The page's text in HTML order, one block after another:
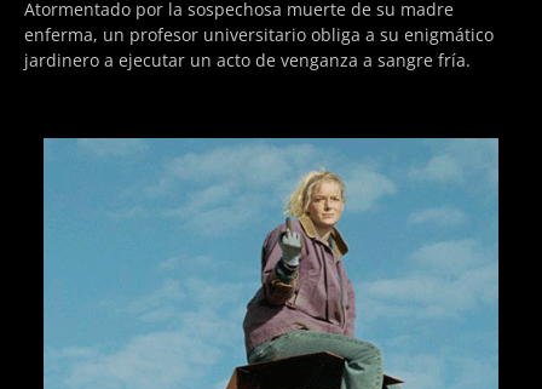
Atormentado por la sospechosa muerte de su madre
enferma, un profesor universitario obliga a su enigmático
jardinero a ejecutar un acto de venganza a sangre fría.